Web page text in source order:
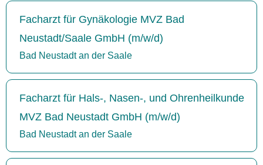
Facharzt für Gynäkologie MVZ Bad
Neustadt/Saale GmbH (m/w/d)
Bad Neustadt an der Saale
Facharzt für Hals-, Nasen-, und Ohrenheilkunde
MVZ Bad Neustadt GmbH (m/w/d)
Bad Neustadt an der Saale